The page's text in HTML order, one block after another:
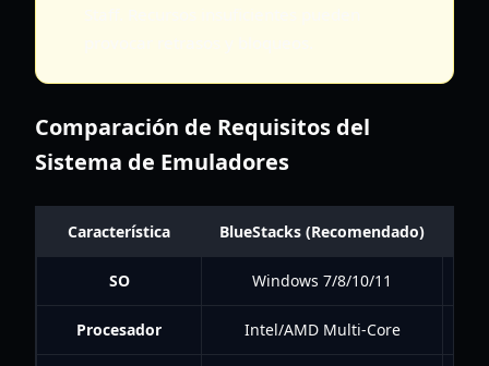
Comparación de Requisitos del
Sistema de Emuladores
Característica BlueStacks (Recomendado)
SO Windows 7/8/10/11
Procesador Intel/AMD Multi-Core